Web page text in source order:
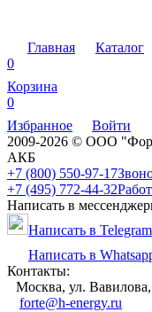
Главная
Каталог
0
Корзина
0
Избранное
Войти
2009-2026 © ООО
АКБ
+7 (800) 550-97-17
+7 (495) 772-44-32
Написать в
Написать в Telegram
Написать в
Контакты:
Москва, ул.
forte@h-energy.ru